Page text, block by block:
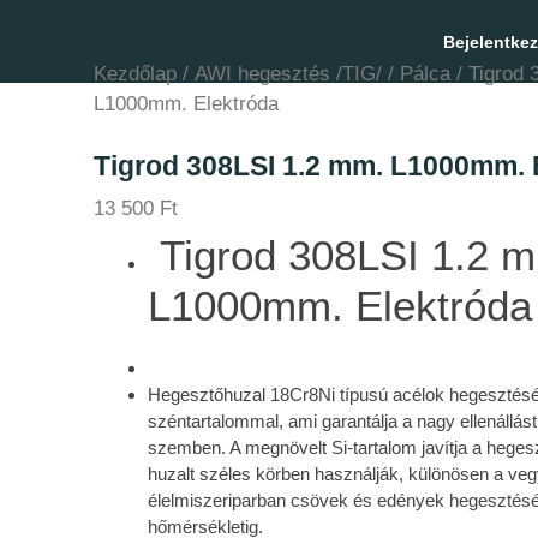
Kezdőlap / AWI hegesztés /TIG/ / Pálca/ Tigrod
L1000mm. Elektróda
Tigrod 308LSI 1.2 mm. L1000mm.
13 500 Ft
Tigrod 308LSI 1.2
L1000mm. Elektróda
Hegesztőhuzal 18Cr8Ni típusú acélok
széntartalommal, ami garantálja a nagy
szemben. A megnövelt Si-tartalom javítja a
huzalt széles körben használják, különösen a
élelmiszeriparban csövek és edények
hőmérsékletig.